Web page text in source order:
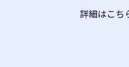
詳細はこち